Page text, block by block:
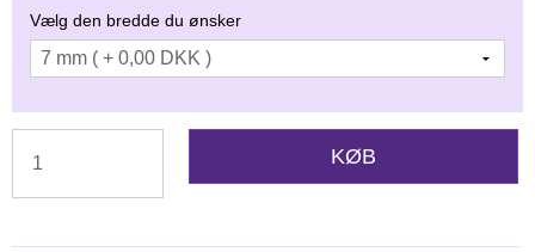
Vælg den bredde du ønsker
KØB